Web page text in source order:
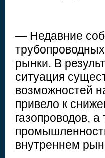
— Недавние
рынки. В
ситуация
возможностей
привело к
газопроводов,
внутреннем